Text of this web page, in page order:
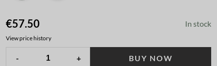
€57.50 In stock
View price history
- + BUY NOW